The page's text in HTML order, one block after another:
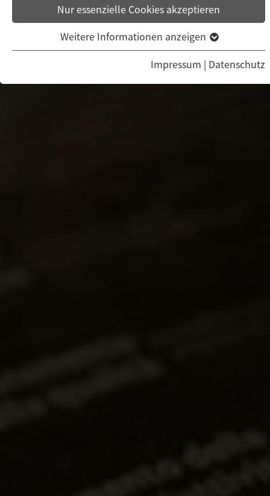
Nur essenzielle Cookies akzeptieren
Weitere Informationen anzeigen
Impressum | Datenschutz